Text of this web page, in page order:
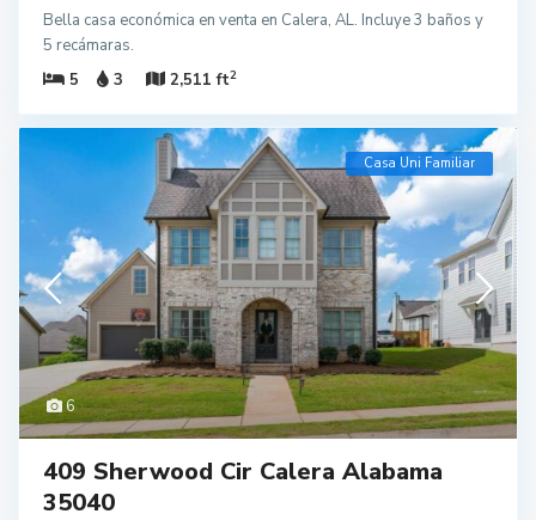
Bella casa económica en venta en Calera, AL. Incluye 3 baños y
5 recámaras.
5
3 2,511 ft2
6
Casa Uni Familiar
409 Sherwood Cir Calera Alabama
35040